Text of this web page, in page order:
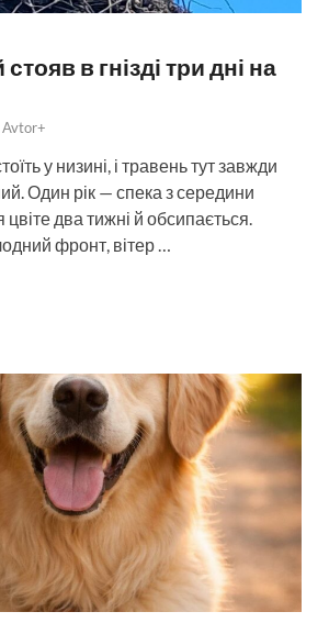
в гнізді три дні на
Avtor+
у низині, і травень тут завжди
Один рік — спека з середини
два тижні й обсипається.
фронт, вітер …